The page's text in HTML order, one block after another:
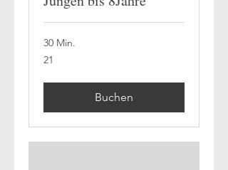
30 Min.
21
21
Buchen